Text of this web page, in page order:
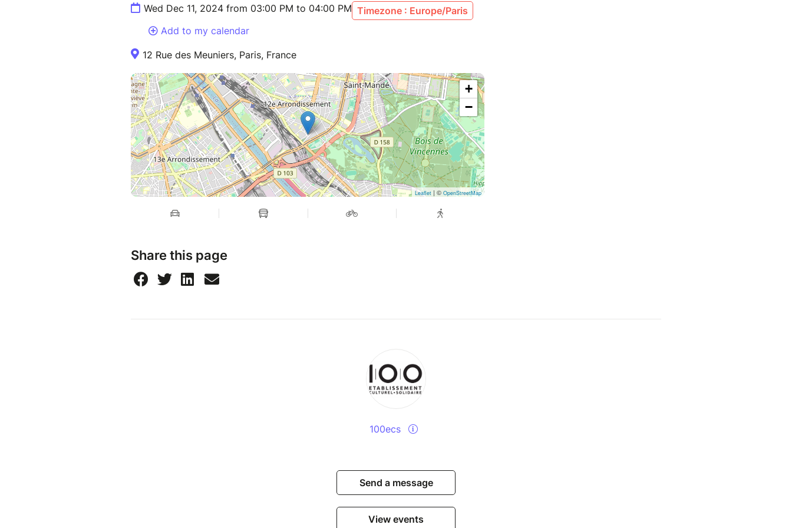
Complices depuis 1995, Sabine et Didier mêlent intimement le parlé et la
musicalité. Ils créent des chansons reprises par les enfants.
Wed Dec 11, 2024 from 03:00 PM to 04:00 PM Timezone : Europe/Paris
Add to my calendar
12 Rue des Meuniers, Paris, France
+
−
Leaflet | © OpenStreetMap
Share this page
100ecs
Send a message
View events